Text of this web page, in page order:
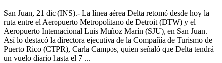
San Juan, 21 dic (INS).- La línea aérea Delta retomó desde hoy la
ruta entre el Aeropuerto Metropolitano de Detroit (DTW) y el
Aeropuerto Internacional Luis Muñoz Marín (SJU), en San Juan.
Así lo destacó la directora ejecutiva de la Compañía de Turismo de
Puerto Rico (CTPR), Carla Campos, quien señaló que Delta tendrá
un vuelo diario hasta el 7 ...